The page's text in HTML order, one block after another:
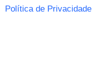
Política de Privacidade